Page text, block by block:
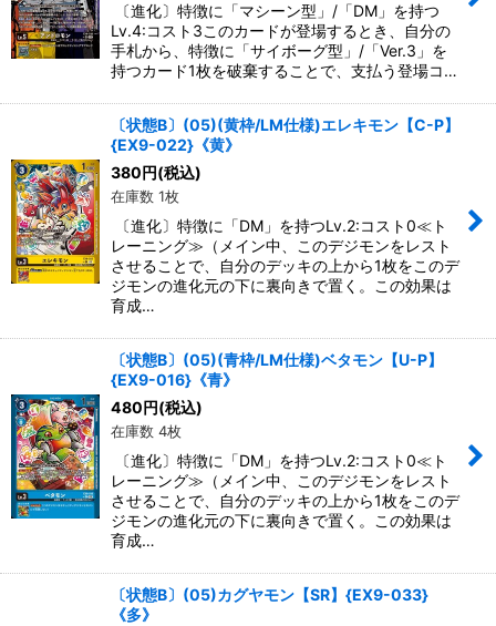
〔進化〕特徴に「マシーン型」/「DM」を持つ
Lv.4:コスト3このカードが登場するとき、自分の
手札から、特徴に「サイボーグ型」/「Ver.3」を
持つカード1枚を破棄することで、支払う登場コ…
〔状態B〕(05)(黄枠/LM仕様)エレキモン【C-P】
{EX9-022}《黄》
380 円(税込)
在庫数 1枚
〔進化〕特徴に「DM」を持つLv.2:コスト0≪ト
レーニング≫（メイン中、このデジモンをレスト
させることで、自分のデッキの上から1枚をこのデ
ジモンの進化元の下に裏向きで置く。この効果は
育成…
〔状態B〕(05)(青枠/LM仕様)ベタモン【U-P】
{EX9-016}《青》
480 円(税込)
在庫数 4枚
〔進化〕特徴に「DM」を持つLv.2:コスト0≪ト
レーニング≫（メイン中、このデジモンをレスト
させることで、自分のデッキの上から1枚をこのデ
ジモンの進化元の下に裏向きで置く。この効果は
育成…
〔状態B〕(05)カグヤモン【SR】{EX9-033}
《多》